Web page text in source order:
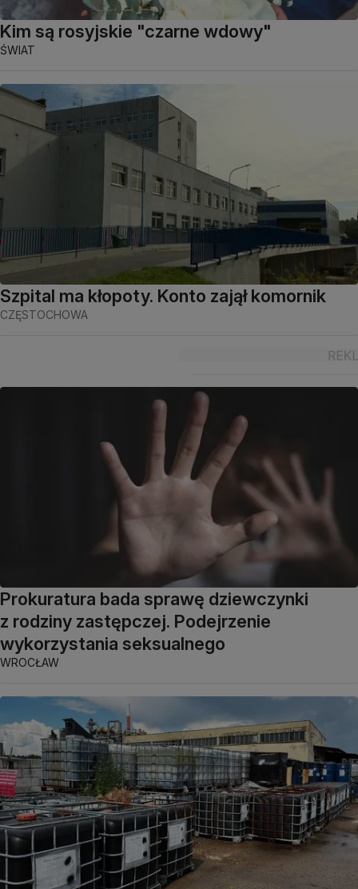
Kim są rosyjskie "czarne wdowy"
ŚWIAT
Szpital ma kłopoty. Konto zajął komornik
CZĘSTOCHOWA
Prokuratura bada sprawę dziewczynki
z rodziny zastępczej. Podejrzenie
wykorzystania seksualnego
WROCŁAW